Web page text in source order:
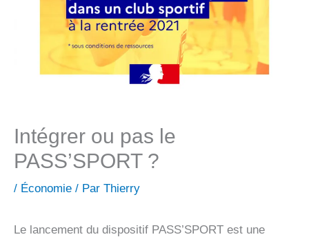
Intégrer ou pas le
PASS’SPORT ?
/ Économie / Par Thierry
Le lancement du dispositif PASS’SPORT est une